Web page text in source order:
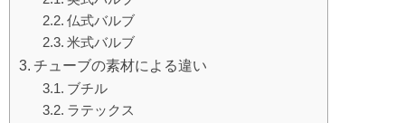
仏式バルブ
米式バルブ
チューブの素材による違い
ブチル
ラテックス